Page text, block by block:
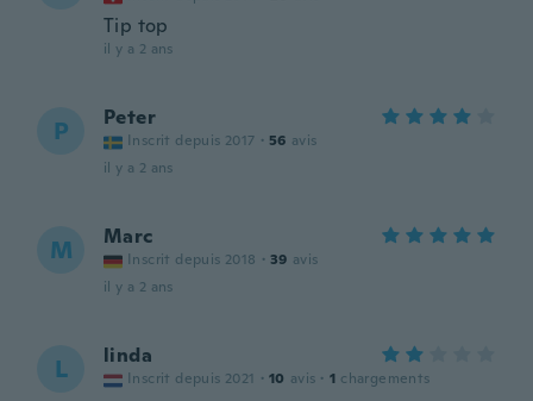
Tip top
il y a 2 ans
P Peter
Inscrit depuis 2017 · 56 avis
il y a 2 ans
M Marc
Inscrit depuis 2018 · 39 avis
il y a 2 ans
L linda
Inscrit depuis 2021 · 10 avis · 1 chargements